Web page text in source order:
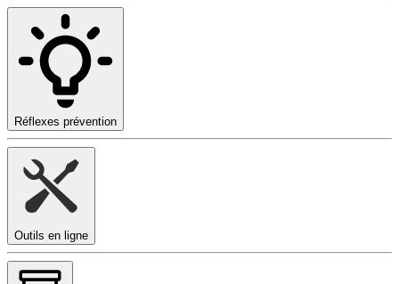
Réflexes prévention
Outils en ligne